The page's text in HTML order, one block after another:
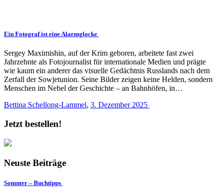
Ein Fotograf ist eine Alarmglocke
Sergey Maximishin, auf der Krim geboren, arbeitete fast zwei
Jahrzehnte als Fotojournalist für internationale Medien und prägte
wie kaum ein anderer das visuelle Gedächtnis Russlands nach dem
Zerfall der Sowjetunion. Seine Bilder zeigen keine Helden, sondern
Menschen im Nebel der Geschichte – an Bahnhöfen, in…
Bettina Schellong-Lammel, 3. Dezember 2025
Jetzt bestellen!
Neuste Beiträge
Sommer – Buchtipps